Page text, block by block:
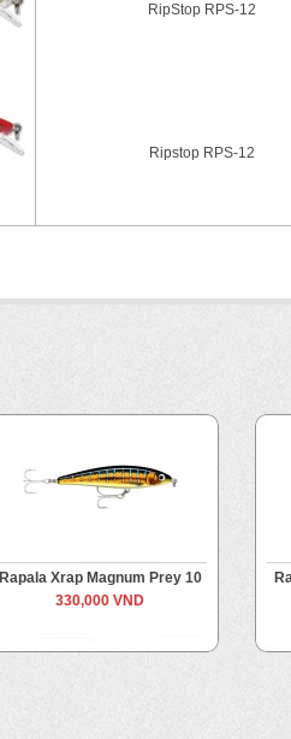
RipStop RPS-12
Ripstop RPS-12
Rapala Xrap Magnum Prey 10
330,000 VND